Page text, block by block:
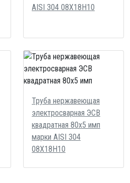
AISI 304 08Х18Н10
Труба нержавеющая
электросварная ЭСВ
квадратная 80х5 имп
марки AISI 304
08Х18Н10